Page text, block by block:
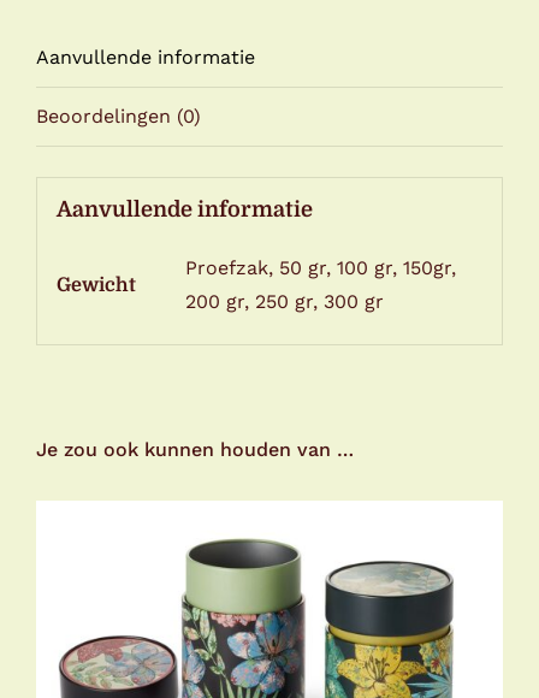
Aanvullende informatie
Beoordelingen (0)
Aanvullende informatie
Gewicht
Proefzak, 50 gr, 100 gr, 150gr,
200 gr, 250 gr, 300 gr
Je zou ook kunnen houden van …
OPTIES SELECTEREN
DIT
/ DETAILS